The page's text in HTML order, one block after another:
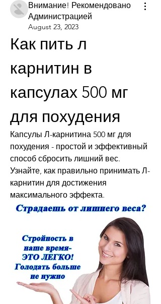
Внимание! Рекомендовано
Администрацией
August 23, 2023
Как пить л
карнитин в
капсулах 500 мг
для похудения
Капсулы Л-карнитина 500 мг для
похудения - простой и эффективный
способ сбросить лишний вес.
Узнайте, как правильно принимать Л-
карнитин для достижения
максимального эффекта.